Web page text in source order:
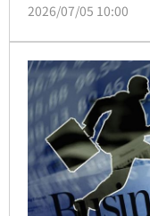
山科技島基金經理
心樞紐。儘管籌碼
於高檔，短期震盪
建議投資人，在市
試、IC設計及漲價
效，惟投資人仍須
2026/07/05 10:00